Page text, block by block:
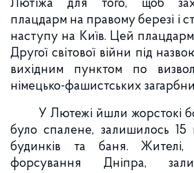
Лютіжа для того, щоб
плацдарм на правому березі і
наступу на Київ. Цей плацдарм
Другої світової війни під
вихідним пунктом по
німецько-фашистських
У Лютежі йшли жорстокі
було спалене, залишилось 15
будинків та баня. Жителі,
форсування Дніпра,